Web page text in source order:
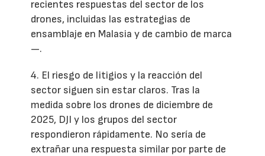
recientes respuestas del sector de los
drones, incluidas las estrategias de
ensamblaje en Malasia y de cambio de marca
—.
4. El riesgo de litigios y la reacción del
sector siguen sin estar claros. Tras la
medida sobre los drones de diciembre de
2025, DJI y los grupos del sector
respondieron rápidamente. No sería de
extrañar una respuesta similar por parte de